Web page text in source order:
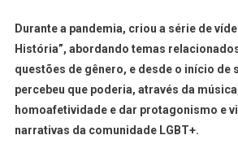
Durante a pandemia, criou a série de
História”, abordando temas
questões de gênero, e desde o início de
percebeu que poderia, através da
homoafetividade e dar protagonismo e
narrativas da comunidade LGBT+.